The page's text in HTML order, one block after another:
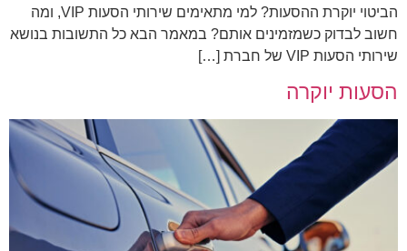
הביטוי יוקרת ההסעות? למי מתאימים שירותי הסעות VIP, ומה
חשוב לבדוק כשמזמינים אותם? במאמר הבא כל התשובות בנושא
שירותי הסעות VIP של חברת […]
הסעות יוקרה